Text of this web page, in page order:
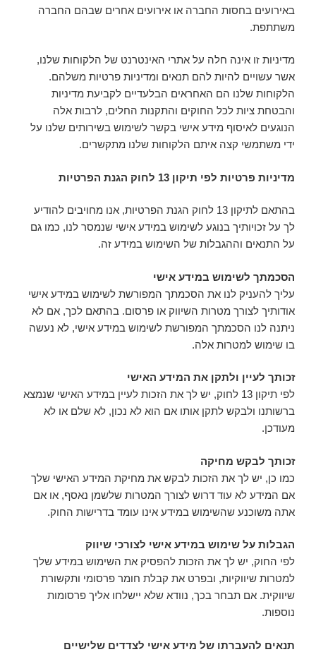
באירועים בחסות החברה או אירועים אחרים שבהם החברה
משתתפת.
מדיניות זו אינה חלה על אתרי האינטרנט של הלקוחות שלנו,
אשר עשויים להיות להם תנאים ומדיניות פרטיות משלהם.
הלקוחות שלנו הם האחראים הבלעדיים לקביעת מדיניות
והבטחת ציות לכל החוקים והתקנות החלים, לרבות אלה
הנוגעים לאיסוף מידע אישי בקשר לשימוש בשירותים שלנו על
ידי משתמשי קצה איתם הלקוחות שלנו מתקשרים.
מדיניות פרטיות לפי תיקון 13 לחוק הגנת הפרטיות
בהתאם לתיקון 13 לחוק הגנת הפרטיות, אנו מחויבים להודיע
לך על זכויותיך בנוגע לשימוש במידע אישי שנמסר לנו, כמו גם
על התנאים וההגבלות של השימוש במידע זה.
הסכמתך לשימוש במידע אישי
עליך להעניק לנו את הסכמתך המפורשת לשימוש במידע אישי
אודותיך לצורך מטרות השיווק או פרסום. בהתאם לכך, אם לא
ניתנה לנו הסכמתך המפורשת לשימוש במידע אישי, לא נעשה
בו שימוש למטרות אלה.
זכותך לעיין ולתקן את המידע האישי
לפי תיקון 13 לחוק, יש לך את הזכות לעיין במידע האישי שנמצא
ברשותנו ולבקש לתקן אותו אם הוא לא נכון, לא שלם או לא
מעודכן.
זכותך לבקש מחיקה
כמו כן, יש לך את הזכות לבקש את מחיקת המידע האישי שלך
אם המידע לא עוד דרוש לצורך המטרות שלשמן נאסף, או אם
אתה משוכנע שהשימוש במידע אינו עומד בדרישות החוק.
הגבלות על שימוש במידע אישי לצורכי שיווק
לפי החוק, יש לך את הזכות להפסיק את השימוש במידע שלך
למטרות שיווקיות, ובפרט את קבלת חומר פרסומי ותקשורת
שיווקית. אם תבחר בכך, נוודא שלא יישלחו אליך פרסומות
נוספות.
תנאים להעברתו של מידע אישי לצדדים שלישיים